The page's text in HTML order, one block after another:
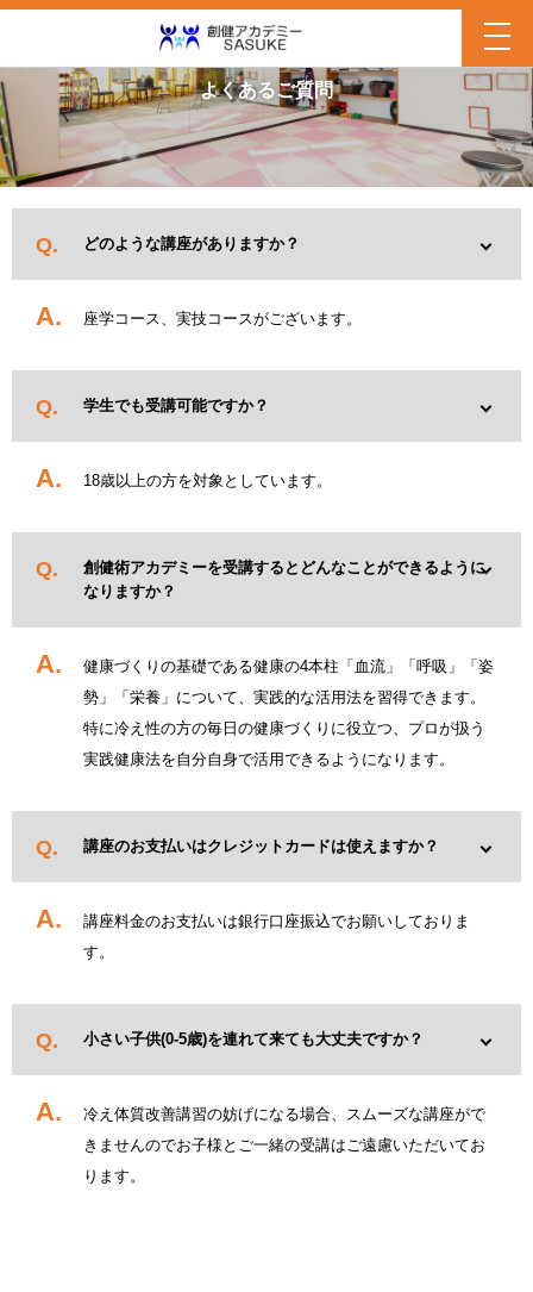
よくあるご質問
どのような講座がありますか？
座学コース、実技コースがございます。
学生でも受講可能ですか？
18歳以上の方を対象としています。
創健術アカデミーを受講するとどんなことができるように
なりますか？
健康づくりの基礎である健康の4本柱「血流」「呼吸」「姿
勢」「栄養」について、実践的な活用法を習得できます。
特に冷え性の方の毎日の健康づくりに役立つ、プロが扱う
実践健康法を自分自身で活用できるようになります。
講座のお支払いはクレジットカードは使えますか？
講座料金のお支払いは銀行口座振込でお願いしておりま
す。
小さい子供(0-5歳)を連れて来ても大丈夫ですか？
冷え体質改善講習の妨げになる場合、スムーズな講座がで
きませんのでお子様とご一緒の受講はご遠慮いただいてお
ります。